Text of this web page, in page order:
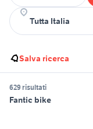
Salva ricerca
629 risultati
Fantic bike